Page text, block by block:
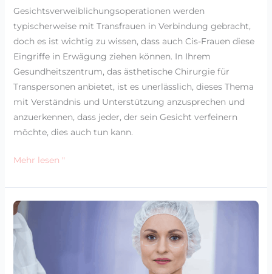
Gesichtsverweiblichungsoperationen werden
typischerweise mit Transfrauen in Verbindung gebracht,
doch es ist wichtig zu wissen, dass auch Cis-Frauen diese
Eingriffe in Erwägung ziehen können. In Ihrem
Gesundheitszentrum, das ästhetische Chirurgie für
Transpersonen anbietet, ist es unerlässlich, dieses Thema
mit Verständnis und Unterstützung anzusprechen und
anzuerkennen, dass jeder, der sein Gesicht verfeinern
möchte, dies auch tun kann.
Mehr lesen "
Die
Wahrheit
enthüllt:
Risiken